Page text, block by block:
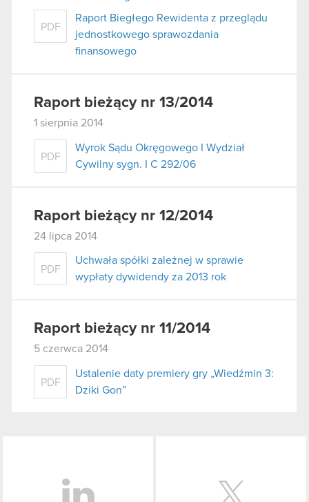
PDF
Raport Biegłego Rewidenta z przeglądu
jednostkowego sprawozdania
finansowego
Raport bieżący nr 13/2014
1 sierpnia 2014
PDF
Wyrok Sądu Okręgowego I Wydział
Cywilny sygn. I C 292/06
Raport bieżący nr 12/2014
24 lipca 2014
PDF
Uchwała spółki zależnej w sprawie
wypłaty dywidendy za 2013 rok
Raport bieżący nr 11/2014
5 czerwca 2014
PDF
Ustalenie daty premiery gry „Wiedźmin 3:
Dziki Gon”